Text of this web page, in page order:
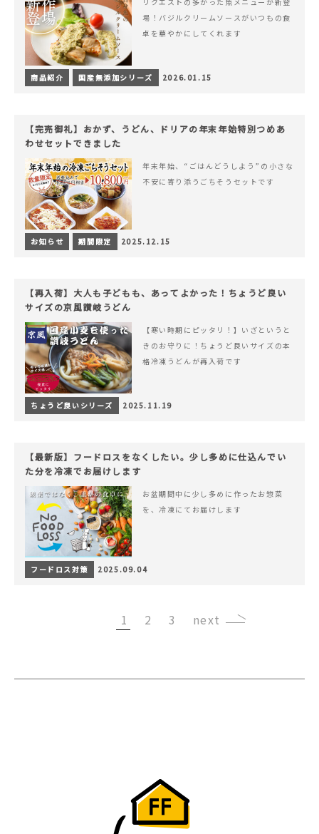
場！バジルクリームソースがいつもの食
卓を華やかにしてくれます
商品紹介 国産無添加シリーズ 2026.01.15
【完売御礼】おかず、うどん、ドリアの年末年始特別つめあ
わせセットできました
年末年始、“ごはんどうしよう”の小さな
不安に寄り添うごちそうセットです
お知らせ 期間限定 2025.12.15
【再入荷】大人も子どもも、あってよかった！ちょうど良い
サイズの京風讃岐うどん
【寒い時期にピッタリ！】いざというと
きのお守りに！ちょうど良いサイズの本
格冷凍うどんが再入荷です
ちょうど良いシリーズ 2025.11.19
【最新版】フードロスをなくしたい。少し多めに仕込んでい
た分を冷凍でお届けします
お盆期間中に少し多めに作ったお惣菜
を、冷凍にてお届けします
フードロス対策 2025.09.04
1 2 3 ›